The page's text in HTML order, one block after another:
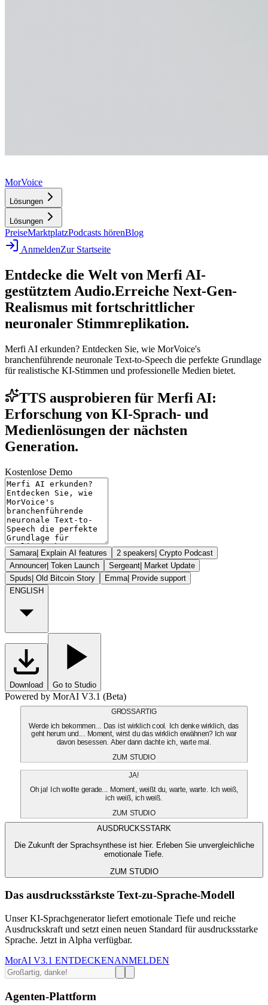
MorVoice
Lösungen
Lösungen
PreiseMarktplatzPodcasts hörenBlog
AnmeldenZur Startseite
Entdecke die Welt von Merfi AI-
gestütztem Audio.Erreiche Next-Gen-
Realismus mit fortschrittlicher
neuronaler Stimmreplikation.
Merfi AI erkunden? Entdecken Sie, wie MorVoice's
branchenführende neuronale Text-to-Speech die perfekte Grundlage
für realistische KI-Stimmen und professionelle Medien bietet.
TTS ausprobieren für Merfi AI:
Erforschung von KI-Sprach- und
Medienlösungen der nächsten
Generation.
Kostenlose Demo
Samara| Explain AI features 2 speakers| Crypto Podcast
Announcer| Token Launch Sergeant| Market Update
Spuds| Old Bitcoin Story Emma| Provide support
ENGLISH
Download Go to Studio
Powered by MorAI V3.1 (Beta)
GROSSARTIG
Werde ich bekommen... Das ist wirklich cool. Ich denke wirklich, das
geht herum und... Moment, wirst du das wirklich erwähnen? Ich war
davon besessen. Aber dann dachte ich, warte mal.
ZUM STUDIO
JA!
Oh ja! Ich wollte gerade... Moment, weißt du, warte, warte. Ich weiß,
ich weiß, ich weiß.
ZUM STUDIO
AUSDRUCKSSTARK
Die Zukunft der Sprachsynthese ist hier. Erleben Sie unvergleichliche
emotionale Tiefe.
ZUM STUDIO
Das ausdrucksstärkste Text-zu-Sprache-Modell
Unser KI-Sprachgenerator liefert emotionale Tiefe und reiche
Ausdruckskraft und setzt einen neuen Standard für ausdrucksstarke
Sprache. Jetzt in Alpha verfügbar.
MorAI V3.1 ENTDECKENANMELDEN
Agenten-Plattform